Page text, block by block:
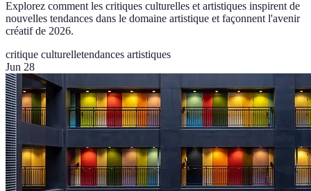
Explorez comment les critiques culturelles et artistiques inspirent de
nouvelles tendances dans le domaine artistique et façonnent l'avenir
créatif de 2026.
critique culturelletendances artistiques
Jun 28